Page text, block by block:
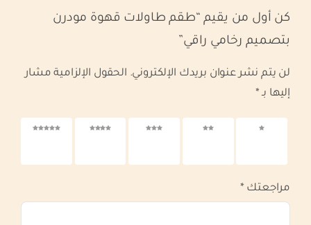
كن أول من يقيم “طقم طاولات قهوة مودرن
بتصميم رخامي راقي”
لن يتم نشر عنوان بريدك الإلكتروني. الحقول الإلزامية مشار
إليها بـ*
1 من
2 من
3 من
4 من
5 من
مراجعتك *